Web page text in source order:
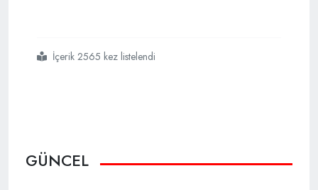
#ayasofyanın
#özgürlüğüne
#kavuşmasının
#üzerinden
#bir
#yıl
#geçtiİçerik 2565 kez listelendi
GÜNCEL